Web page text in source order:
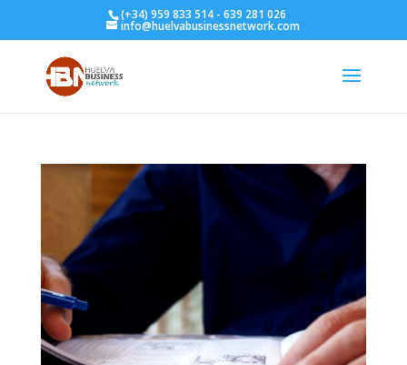
(+34) 959 833 514 - 639 281 026
info@huelvabusinessnetwork.com